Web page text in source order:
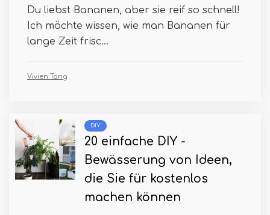
Du liebst Bananen, aber sie reif so schnell!
Ich möchte wissen, wie man Bananen für
lange Zeit frisc...
Vivien Tang
DIY
20 einfache DIY -
Bewässerung von Ideen,
die Sie für kostenlos
machen können